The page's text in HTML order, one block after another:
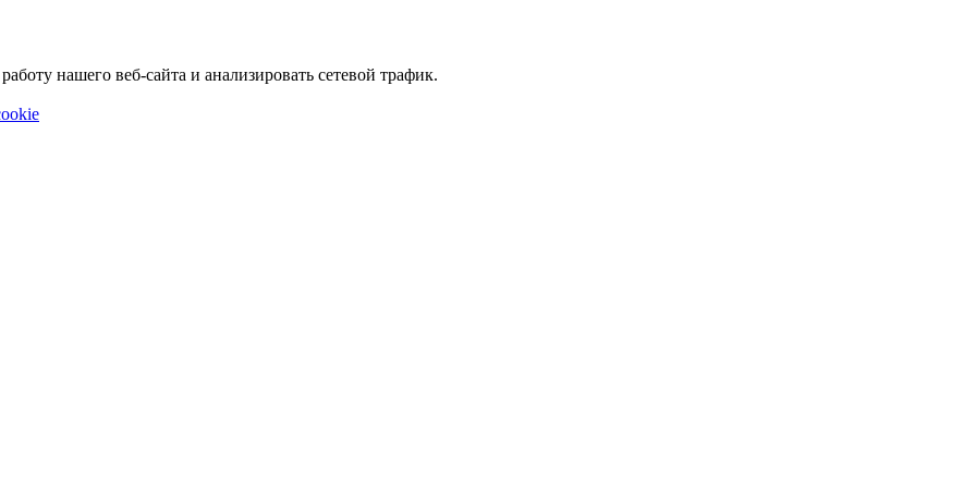
нашего веб-сайта и анализировать сетевой трафик.